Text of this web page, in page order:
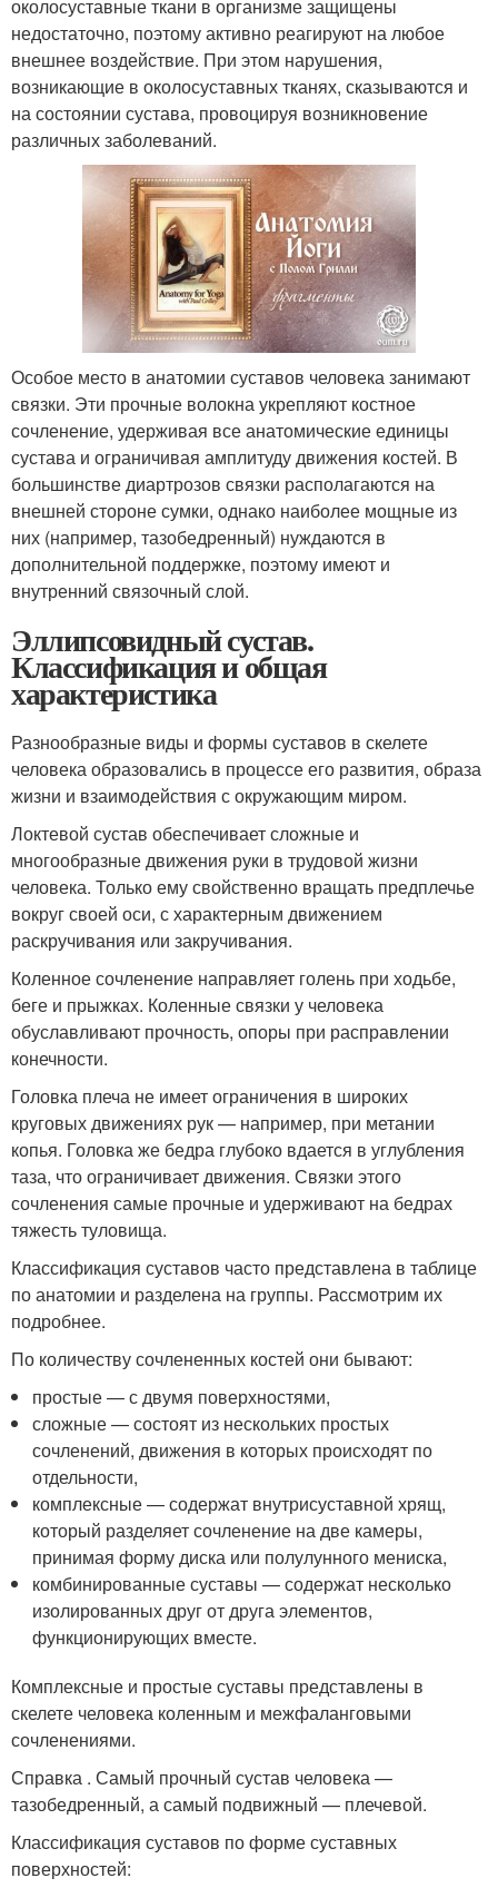
околосуставные ткани в организме защищены
недостаточно, поэтому активно реагируют на любое
внешнее воздействие. При этом нарушения,
возникающие в околосуставных тканях, сказываются и
на состоянии сустава, провоцируя возникновение
различных заболеваний.
Особое место в анатомии суставов человека занимают
связки. Эти прочные волокна укрепляют костное
сочленение, удерживая все анатомические единицы
сустава и ограничивая амплитуду движения костей. В
большинстве диартрозов связки располагаются на
внешней стороне сумки, однако наиболее мощные из
них (например, тазобедренный) нуждаются в
дополнительной поддержке, поэтому имеют и
внутренний связочный слой.
Эллипсовидный сустав.
Классификация и общая
характеристика
Разнообразные виды и формы суставов в скелете
человека образовались в процессе его развития, образа
жизни и взаимодействия с окружающим миром.
Локтевой сустав обеспечивает сложные и
многообразные движения руки в трудовой жизни
человека. Только ему свойственно вращать предплечье
вокруг своей оси, с характерным движением
раскручивания или закручивания.
Коленное сочленение направляет голень при ходьбе,
беге и прыжках. Коленные связки у человека
обуславливают прочность, опоры при расправлении
конечности.
Головка плеча не имеет ограничения в широких
круговых движениях рук — например, при метании
копья. Головка же бедра глубоко вдается в углубления
таза, что ограничивает движения. Связки этого
сочленения самые прочные и удерживают на бедрах
тяжесть туловища.
Классификация суставов часто представлена в таблице
по анатомии и разделена на группы. Рассмотрим их
подробнее.
По количеству сочлененных костей они бывают:
простые — с двумя поверхностями,
сложные — состоят из нескольких простых
сочленений, движения в которых происходят по
отдельности,
комплексные — содержат внутрисуставной хрящ,
который разделяет сочленение на две камеры,
принимая форму диска или полулунного мениска,
комбинированные суставы — содержат несколько
изолированных друг от друга элементов,
функционирующих вместе.
Комплексные и простые суставы представлены в
скелете человека коленным и межфаланговыми
сочленениями.
Справка . Самый прочный сустав человека —
тазобедренный, а самый подвижный — плечевой.
Классификация суставов по форме суставных
поверхностей: